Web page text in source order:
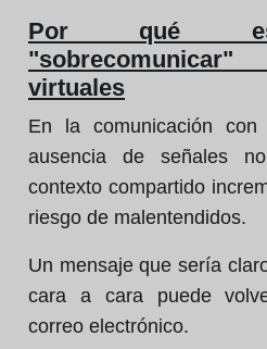
Por qué es
virtuales
En la comunicación
ausencia de señales
contexto compartido
riesgo de malentendidos.
Un mensaje que sería
cara a cara puede
correo electrónico.